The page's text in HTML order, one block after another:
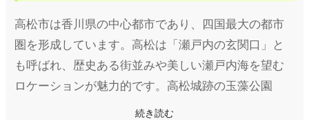
高松市は香川県の中心都市であり、四国最大の都市
圏を形成しています。高松は「瀬戸内の玄関口」と
も呼ばれ、歴史ある街並みや美しい瀬戸内海を望む
ロケーションが魅力的です。高松城跡の玉藻公園
や、日本三名園の一つに数えられる栗林公園など、
続き読む